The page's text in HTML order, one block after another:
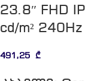
23.8″ FHD
cd/m² 240Hz
491,25 ₾